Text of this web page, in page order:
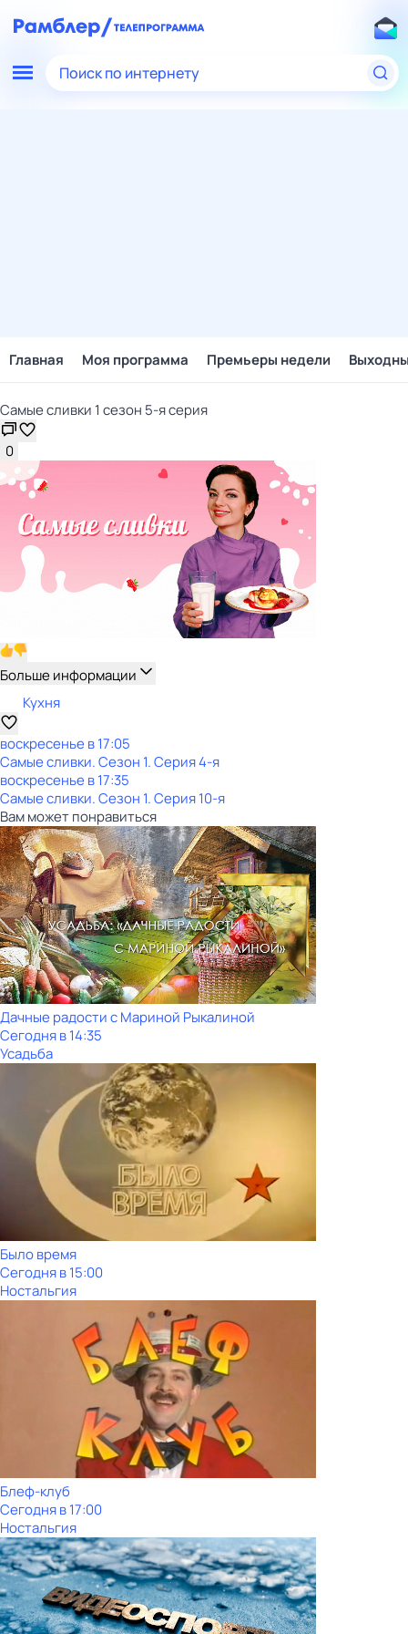
Поиск по интернету
Главная Моя программа Премьеры недели
Самые сливки 1 сезон 5-я серия
0
Больше информации
Кухня
воскресенье в17:05
Самые сливки. Сезон 1. Серия 4-я
воскресенье в17:35
Самые сливки. Сезон 1. Серия 10-я
Вам может понравиться
Дачные радости с Мариной Рыкалиной
Сегодня в 14:35
Усадьба
Было время
Сегодня в 15:00
Ностальгия
Блеф-клуб
Сегодня в 17:00
Ностальгия